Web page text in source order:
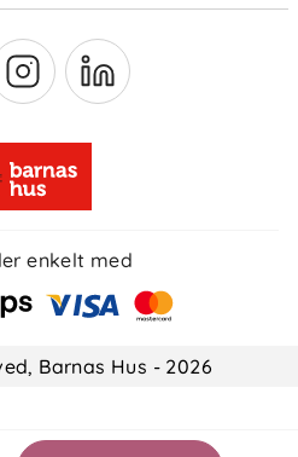
enkelt med
Barnas Hus - 2026